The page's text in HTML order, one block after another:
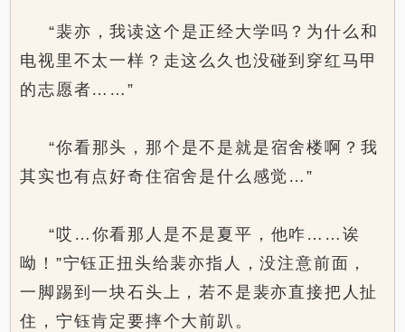
“裴亦，我读这个是正经大学吗？为什么和
电视里不太一样？走这么久也没碰到穿红马甲
的志愿者……”
“你看那头，那个是不是就是宿舍楼啊？我
其实也有点好奇住宿舍是什么感觉…”
“哎…你看那人是不是夏平，他咋……诶
呦！”宁钰正扭头给裴亦指人，没注意前面，
一脚踢到一块石头上，若不是裴亦直接把人扯
住，宁钰肯定要摔个大前趴。